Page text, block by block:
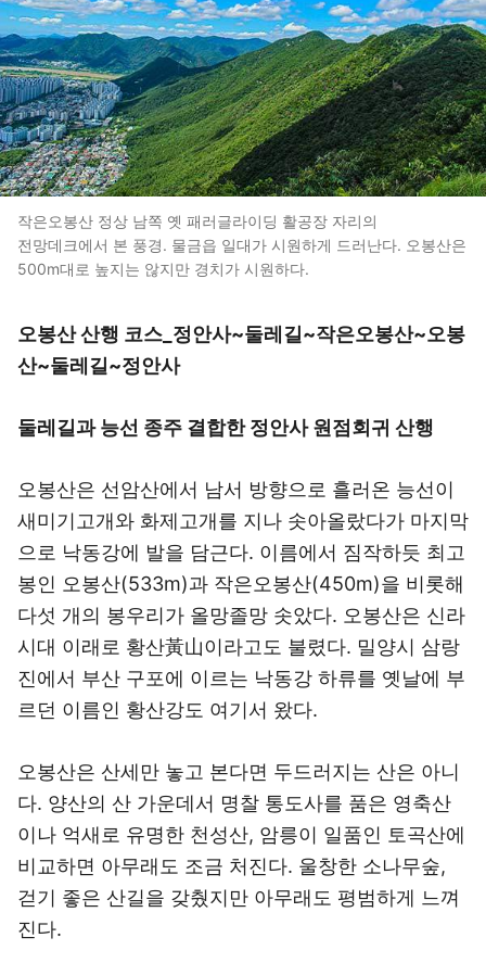
작은오봉산 정상 남쪽 옛 패러글라이딩 활공장 자리의
전망데크에서 본 풍경. 물금읍 일대가 시원하게 드러난다. 오봉산은
500m대로 높지는 않지만 경치가 시원하다.
오봉산 산행 코스_정안사~둘레길~작은오봉산~오봉
산~둘레길~정안사
둘레길과 능선 종주 결합한 정안사 원점회귀 산행
오봉산은 선암산에서 남서 방향으로 흘러온 능선이
새미기고개와 화제고개를 지나 솟아올랐다가 마지막
으로 낙동강에 발을 담근다. 이름에서 짐작하듯 최고
봉인 오봉산(533m)과 작은오봉산(450m)을 비롯해
다섯 개의 봉우리가 올망졸망 솟았다. 오봉산은 신라
시대 이래로 황산黃山이라고도 불렸다. 밀양시 삼랑
진에서 부산 구포에 이르는 낙동강 하류를 옛날에 부
르던 이름인 황산강도 여기서 왔다.
오봉산은 산세만 놓고 본다면 두드러지는 산은 아니
다. 양산의 산 가운데서 명찰 통도사를 품은 영축산
이나 억새로 유명한 천성산, 암릉이 일품인 토곡산에
비교하면 아무래도 조금 처진다. 울창한 소나무숲,
걷기 좋은 산길을 갖췄지만 아무래도 평범하게 느껴
진다.